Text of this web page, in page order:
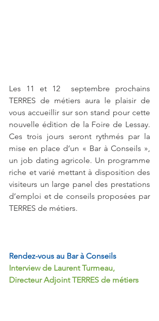
Les 11 et 12  septembre prochains
TERRES de métiers aura le plaisir de
vous accueillir sur son stand pour cette
nouvelle édition de la Foire de Lessay.
Ces trois jours seront rythmés par la
mise en place d’un « Bar à Conseils »,
un job dating agricole. Un programme
riche et varié mettant à disposition des
visiteurs un large panel des prestations
d’emploi et de conseils proposées par
TERRES de métiers.
Rendez-vous au Bar à Conseils
Interview de Laurent Turmeau,
Directeur Adjoint TERRES de métiers